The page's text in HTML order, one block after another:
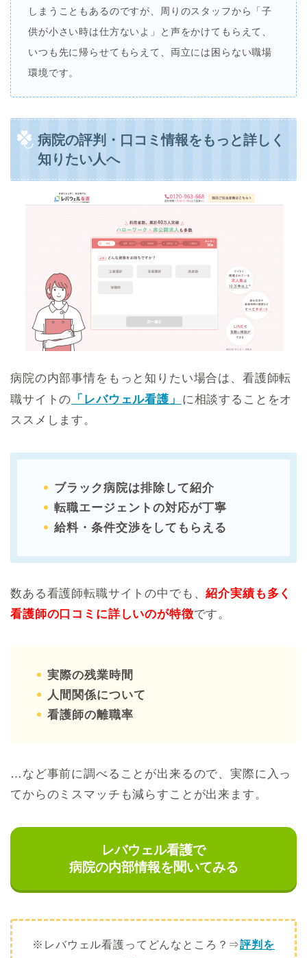
しまうこともあるのですが、周りのスタッフから「子
供が小さい時は仕方ないよ」と声をかけてもらえて、
いつも先に帰らせてもらえて、両立には困らない職場
環境です。
病院の評判・口コミ情報をもっと詳しく
知りたい人へ
病院の内部事情をもっと知りたい場合は、看護師転
職サイトの 「レバウェル看護」
に相談することをオ
ススメします。
ブラック病院は排除して紹介
転職エージェントの対応が丁寧
給料・条件交渉をしてもらえる
数ある看護師転職サイトの中でも、紹介実績も多く
看護師の口コミに詳しいのが特徴です。
実際の残業時間
人間関係について
看護師の離職率
…など事前に調べることが出来るので、実際に入っ
てからのミスマッチも減らすことが出来ます。
レバウェル看護で
病院の内部情報を聞いてみる
※レバウェル看護ってどんなところ？⇒評判を